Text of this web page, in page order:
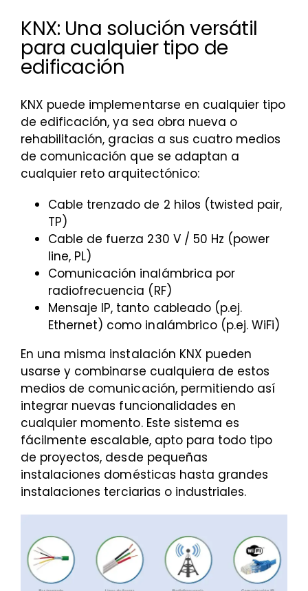
KNX: Una solución versátil
para cualquier tipo de
edificación
KNX puede implementarse en cualquier tipo
de edificación, ya sea obra nueva o
rehabilitación, gracias a sus cuatro medios
de comunicación que se adaptan a
cualquier reto arquitectónico:
Cable trenzado de 2 hilos (twisted pair,
TP)
Cable de fuerza 230 V / 50 Hz (power
line, PL)
Comunicación inalámbrica por
radiofrecuencia (RF)
Mensaje IP, tanto cableado (p.ej.
Ethernet) como inalámbrico (p.ej. WiFi)
En una misma instalación KNX pueden
usarse y combinarse cualquiera de estos
medios de comunicación, permitiendo así
integrar nuevas funcionalidades en
cualquier momento. Este sistema es
fácilmente escalable, apto para todo tipo
de proyectos, desde pequeñas
instalaciones domésticas hasta grandes
instalaciones terciarias o industriales.